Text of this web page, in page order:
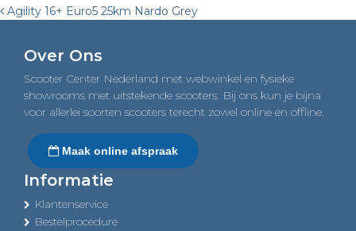
Post
navigation
Agility 16+ Euro5 25km Nardo Grey
Over Ons
Scooter Center Nederland met webwinkel en fysieke
showrooms met uitstekende scooters. Bij ons kun je bijna
voor allerlei soorten scooters terecht zowel online en offline.
Maak online afspraak
Informatie
Klantenservice
Bestelprocedure